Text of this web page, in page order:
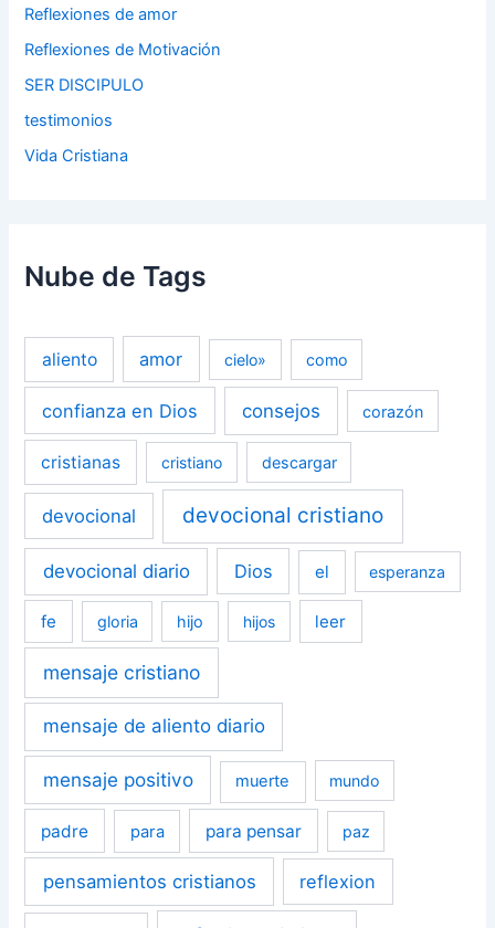
Reflexiones de amor
Reflexiones de Motivación
SER DISCIPULO
testimonios
Vida Cristiana
Nube de Tags
aliento amor cielo» como
confianza en Dios consejos corazón
cristianas cristiano descargar
devocional devocional cristiano
devocional diario Dios el esperanza
fe gloria hijo hijos leer
mensaje cristiano
mensaje de aliento diario
mensaje positivo muerte mundo
padre para para pensar paz
pensamientos cristianos reflexion